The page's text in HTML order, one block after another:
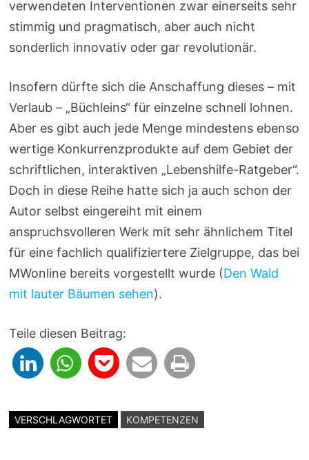
verwendeten Interventionen zwar einerseits sehr
stimmig und pragmatisch, aber auch nicht
sonderlich innovativ oder gar revolutionär.
Insofern dürfte sich die Anschaffung dieses – mit
Verlaub – „Büchleins“ für einzelne schnell lohnen.
Aber es gibt auch jede Menge mindestens ebenso
wertige Konkurrenzprodukte auf dem Gebiet der
schriftlichen, interaktiven „Lebenshilfe-Ratgeber“.
Doch in diese Reihe hatte sich ja auch schon der
Autor selbst eingereiht mit einem
anspruchsvolleren Werk mit sehr ähnlichem Titel
für eine fachlich qualifiziertere Zielgruppe, das bei
MWonline bereits vorgestellt wurde (Den Wald
mit lauter Bäumen sehen).
Teile diesen Beitrag:
VERSCHLAGWORTET KOMPETENZEN